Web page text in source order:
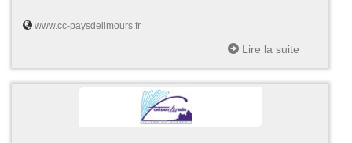
www.cc-paysdelimours.fr
Lire la suite